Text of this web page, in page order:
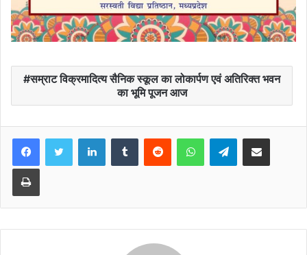
सम्राट विक्रमादित्य सैनिक स्कूल का लोकार्पण एवं अतिरिक्त भवन
का भूमि पूजन आज
FacebookTwitter LinkedInTumblr Reddit WhatsAppTelegramShare via Email
Print